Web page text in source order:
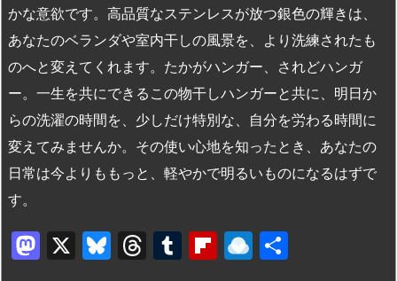
かな意欲です。高品質なステンレスが放つ銀色の輝きは、
あなたのベランダや室内干しの風景を、より洗練されたも
のへと変えてくれます。たかがハンガー、されどハンガ
ー。一生を共にできるこの物干しハンガーと共に、明日か
らの洗濯の時間を、少しだけ特別な、自分を労わる時間に
変えてみませんか。その使い心地を知ったとき、あなたの
日常は今よりももっと、軽やかで明るいものになるはずで
す。
M X
Bl T
T
Fl R